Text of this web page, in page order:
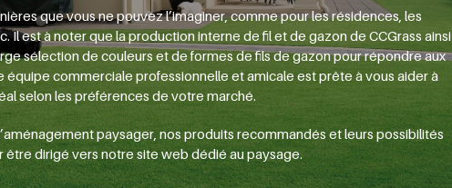
que vous ne pouvez l’imaginer, comme pour les résidences, les
est à noter que la production interne de fil et de gazon de CCGrass ainsi
sélection de couleurs et de formes de fils de gazon pour répondre aux
commerciale professionnelle et amicale est prête à vous aider à
selon les préférences de votre marché.
paysager, nos produits recommandés et leurs possibilités
être dirigé vers notre site web dédié au paysage.